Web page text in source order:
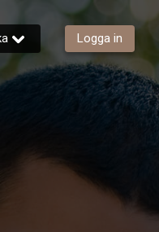
Logga in